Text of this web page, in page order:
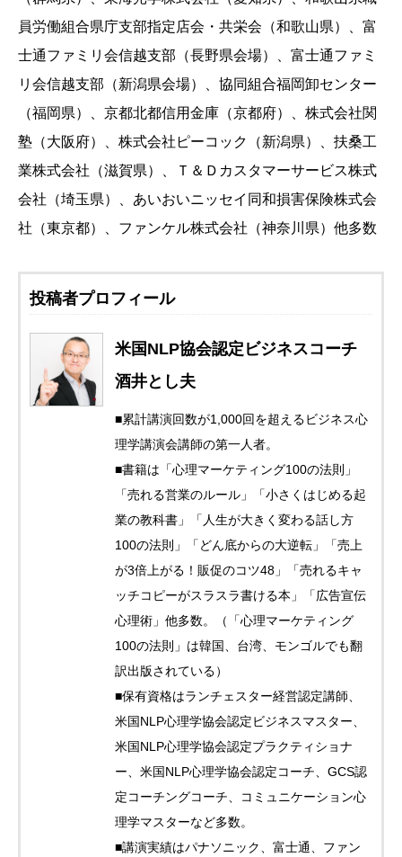
員労働組合県庁支部指定店会・共栄会（和歌山県）、富
士通ファミリ会信越支部（長野県会場）、富士通ファミ
リ会信越支部（新潟県会場）、協同組合福岡卸センター
（福岡県）、京都北都信用金庫（京都府）、株式会社関
塾（大阪府）、株式会社ピーコック（新潟県）、扶桑工
業株式会社（滋賀県）、Ｔ＆Ｄカスタマーサービス株式
会社（埼玉県）、あいおいニッセイ同和損害保険株式会
社（東京都）、ファンケル株式会社（神奈川県）他多数
投稿者プロフィール
米国NLP協会認定ビジネスコーチ
酒井とし夫
■累計講演回数が1,000回を超えるビジネス心
理学講演会講師の第一人者。
■書籍は「心理マーケティング100の法則」
「売れる営業のルール」「小さくはじめる起
業の教科書」「人生が大きく変わる話し方
100の法則」「どん底からの大逆転」「売上
が3倍上がる！販促のコツ48」「売れるキャ
ッチコピーがスラスラ書ける本」「広告宣伝
心理術」他多数。（「心理マーケティング
100の法則」は韓国、台湾、モンゴルでも翻
訳出版されている）
■保有資格はランチェスター経営認定講師、
米国NLP心理学協会認定ビジネスマスター、
米国NLP心理学協会認定プラクティショナ
ー、米国NLP心理学協会認定コーチ、GCS認
定コーチングコーチ、コミュニケーション心
理学マスターなど多数。
■講演実績はパナソニック、富士通、ファン